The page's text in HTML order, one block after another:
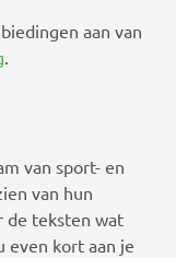
aan van
.
van sport- en
van hun
de teksten wat
even kort aan je